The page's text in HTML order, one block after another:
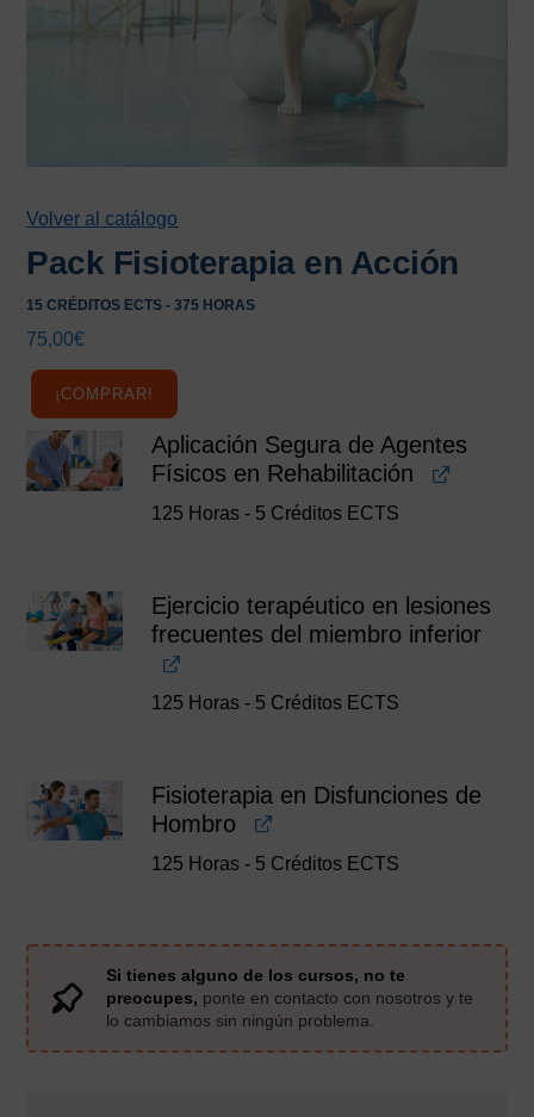
Volver al catálogo
Pack Fisioterapia en Acción
15 CRÉDITOS ECTS - 375 HORAS
75,00€
Aplicación Segura de Agentes
Físicos en Rehabilitación
125 Horas - 5 Créditos ECTS
Ejercicio terapéutico en lesiones
frecuentes del miembro inferior
125 Horas - 5 Créditos ECTS
Fisioterapia en Disfunciones de
Hombro
125 Horas - 5 Créditos ECTS
¡COMPRAR!
Si tienes alguno de los cursos, no te
preocupes, ponte en contacto con nosotros y te
lo cambiamos sin ningún problema.